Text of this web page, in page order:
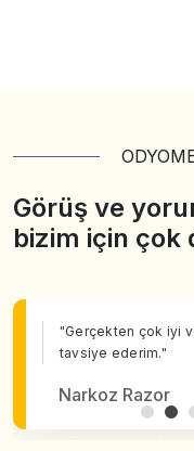
Görüş ve
bizim için
"Gerçekten çok iyi
tavsiye ederim."
Narkoz Razor